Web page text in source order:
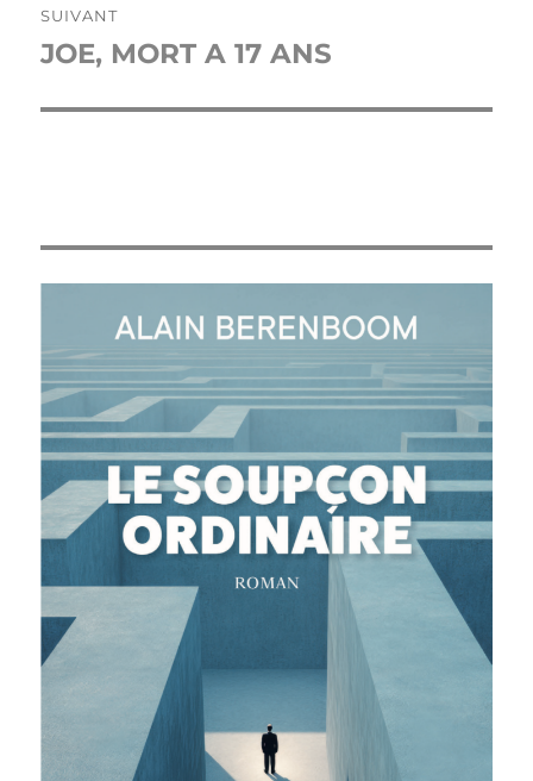
SUIVANT
Publication
JOE, MORT A 17 ANS